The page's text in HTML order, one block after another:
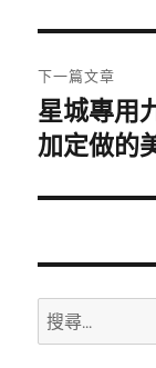
覽
文
章:
下一篇文章
下
一
文
星城專用
加定做的
搜
尋